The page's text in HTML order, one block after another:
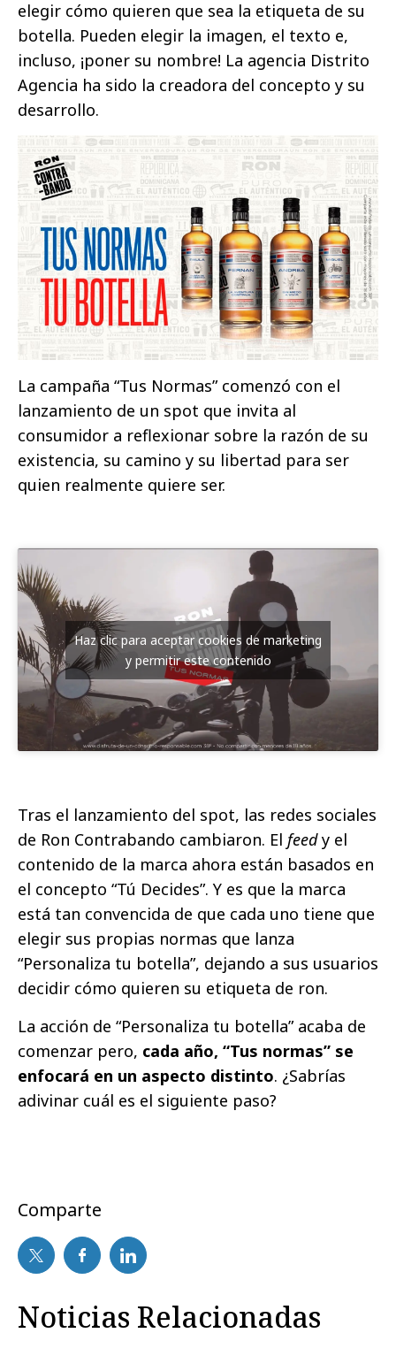
elegir cómo quieren que sea la etiqueta de su
botella. Pueden elegir la imagen, el texto e,
incluso, ¡poner su nombre! La agencia Distrito
Agencia ha sido la creadora del concepto y su
desarrollo.
La campaña “Tus Normas” comenzó con el
lanzamiento de un spot que invita al
consumidor a reflexionar sobre la razón de su
existencia, su camino y su libertad para ser
quien realmente quiere ser.
Haz clic para aceptar cookies de marketing
y permitir este contenido
Tras el lanzamiento del spot, las redes sociales
de Ron Contrabando cambiaron. El feedy el
contenido de la marca ahora están basados en
el concepto “Tú Decides”. Y es que la marca
está tan convencida de que cada uno tiene que
elegir sus propias normas que lanza
“Personaliza tu botella”, dejando a sus usuarios
decidir cómo quieren su etiqueta de ron.
La acción de “Personaliza tu botella” acaba de
comenzar pero, cada año, “Tus normas” se
enfocará en un aspecto distinto. ¿Sabrías
adivinar cuál es el siguiente paso?
Comparte
Noticias Relacionadas